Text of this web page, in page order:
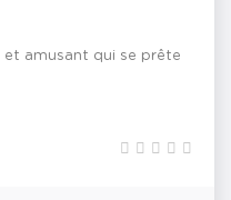
et amusant qui se prête